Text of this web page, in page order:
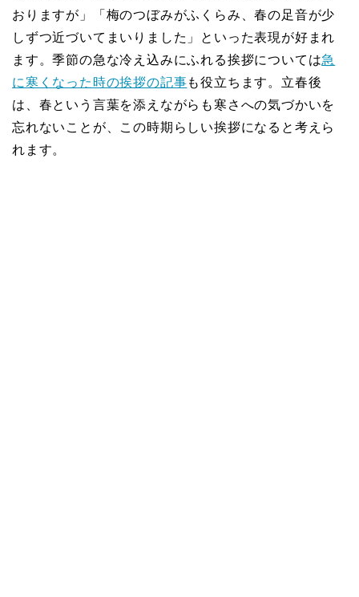
おりますが」「梅のつぼみがふくらみ、春の足音が少
しずつ近づいてまいりました」といった表現が好まれ
ます。季節の急な冷え込みにふれる挨拶については急
に寒くなった時の挨拶の記事も役立ちます。立春後
は、春という言葉を添えながらも寒さへの気づかいを
忘れないことが、この時期らしい挨拶になると考えら
れます。